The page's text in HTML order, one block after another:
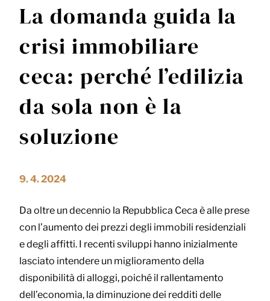
La domanda guida la
crisi immobiliare
ceca: perché l’edilizia
da sola non è la
soluzione
9. 4. 2024
Da oltre un decennio la Repubblica Ceca è alle prese
con l’aumento dei prezzi degli immobili residenziali
e degli affitti. I recenti sviluppi hanno inizialmente
lasciato intendere un miglioramento della
disponibilità di alloggi, poiché il rallentamento
dell’economia, la diminuzione dei redditi delle